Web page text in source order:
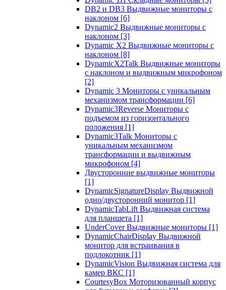
DB2 и DB3 Выдвижные мониторы с
наклоном [6]
Dynamic2 Выдвижные мониторы с
наклоном [3]
Dynamic X2 Выдвижные мониторы с
наклоном [8]
DynamicX2Talk Выдвижные мониторы
с наклоном и выдвижным микрофоном
[2]
Dynamic 3 Мониторы с уникальным
механизмом трансформации [6]
Dynamic3Reverse Мониторы с
подъемом из горизонтального
положения [1]
Dynamic3Talk Мониторы с
уникальным механизмом
трансформации и выдвижным
микрофоном [4]
Двусторонние выдвижные мониторы
[1]
DynamicSignatureDisplay Выдвижной
одно/двусторонний монитор [1]
DynamicTabLift Выдвижная система
для планшета [1]
UnderCover Выдвижные мониторы [1]
DynamicChairDisplay Выдвижной
монитор для встраивания в
подлокотник [1]
DynamicVision Выдвижная система для
камер ВКС [1]
CourtesyBox Моторизованный корпус